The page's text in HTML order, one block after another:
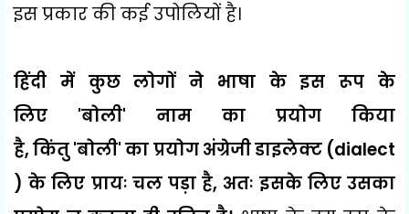
इस प्रकार की कई उपोलियों है।
हिंदी में कुछ लोगों ने भाषा के इस रूप के
लिए 'बोली' नाम का प्रयोग किया
है,किंतु'बोली'का प्रयोग अंग्रेजी डाइलेक्ट (dialect
)के लिए प्रायः चल पड़ा है, अतः इसके लिए उसका